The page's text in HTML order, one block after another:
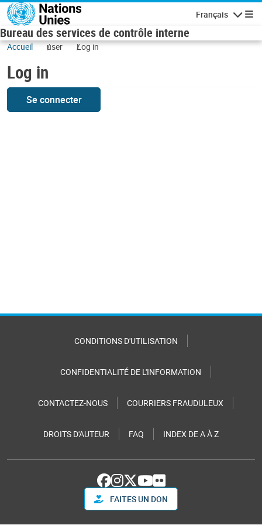
Skip to main content
Français
Bureau des services de contrôle interne
Accueil user Log in
Log in
Se connecter
CONDITIONS D'UTILISATION
CONFIDENTIALITÉ DE L'INFORMATION
CONTACTEZ-NOUS COURRIERS FRAUDULEUX
DROITS D'AUTEUR FAQ INDEX DE A À Z
FAITES UN DON